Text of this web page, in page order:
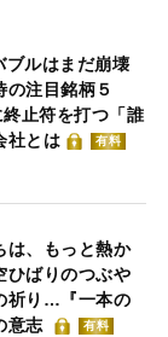
ブルはまだ崩壊
注目銘柄５
止符を打つ「誰
社とは
有料
は、もっと熱か
ひばりのつぶや
祈り…『一本の
意志
有料